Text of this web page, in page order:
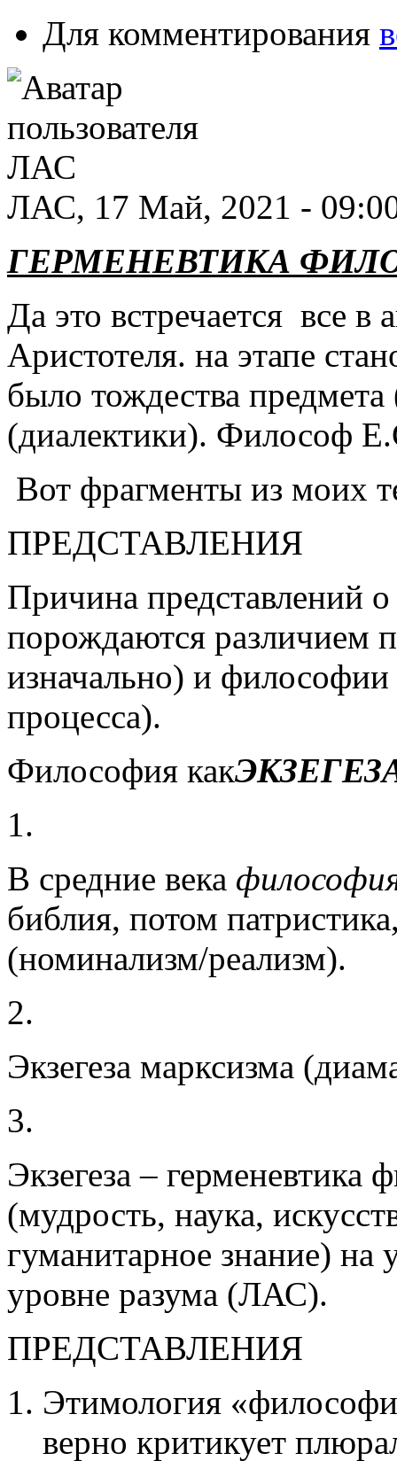
Для комментирования
ЛАС, 17 Май, 2021 -
ГЕРМЕНЕВТИКА
Да это встречается все в
Аристотеля. на этапе
было тождества
(диалектики). Философ
Вот фрагменты из моих
ПРЕДСТАВЛЕНИЯ
Причина представлений
порождаются различием
изначально) и философии
процесса).
Философия как
1.
В средние века
библия, потом
(номинализм/реализм).
2.
Экзегеза марксизма
3.
Экзегеза –
(мудрость, наука,
гуманитарное знание) на
уровне разума (ЛАС).
ПРЕДСТАВЛЕНИЯ
Этимология
верно критикует